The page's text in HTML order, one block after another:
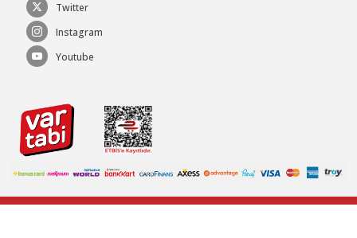
Twitter
Instagram
Youtube